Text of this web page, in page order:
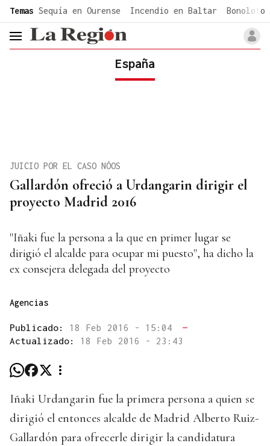
common.go-to-content
Temas Sequía en Ourense Incendio en Baltar Bonoloto
header.menu.open
España
Gallardón ofreció a Urdangarin dirigir el
proyecto Madrid 2016
JUICIO POR EL CASO NÓOS
"Iñaki fue la persona a la que en primer lugar se
dirigió el alcalde para ocupar mi puesto", ha dicho la
ex consejera delegada del proyecto
Agencias
Publicado: 18 Feb 2016 - 15:04
—
Actualizado: 18 Feb 2016 - 23:43
Iñaki Urdangarin fue la primera persona a quien se
dirigió el entonces alcalde de Madrid Alberto Ruiz-
Gallardón para ofrecerle dirigir la candidatura